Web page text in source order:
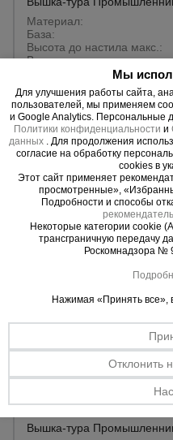
Материал:
База:
Высота до настила макс.:
Высота:
Цена:
255 AZN
217 AZN
5 отзывов
Вышка-тура
Мы
Для улучшения работы сайта,
пользователей, мы применяем
и Google Analytics. Персональные
Политики конфиденциальности и
данных . Для продолжения
согласие на обработку
cookies в
Этот сайт применяет
просмотренные»,
Подробности и способы
Некоторые категории cookie
трансграничную передачу
Роскомнадзора №
Нажимая «Принять все»,
Отклонить